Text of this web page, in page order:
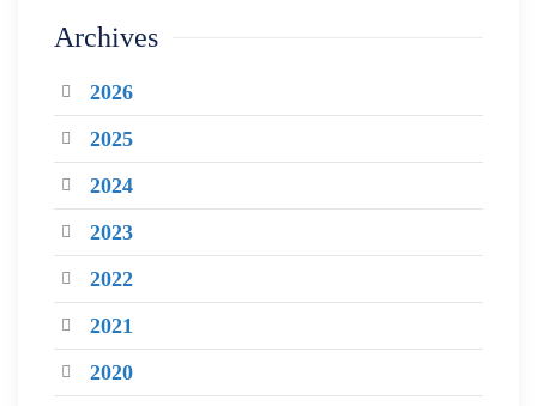
Archives
2026
2025
2024
2023
2022
2021
2020